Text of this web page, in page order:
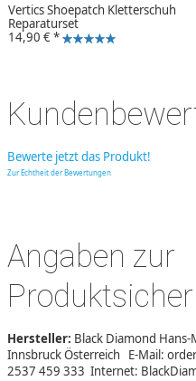
Vertics Shoepatch Kletterschuh
Reparaturset
14,90 €*
Bewerte jetzt das Produkt!
Zur Echtheit der Bewertungen
Angaben zur
Hersteller: Black Diamond Hans-
Innsbruck Österreich E-Mail:
2537 459 333 Internet: